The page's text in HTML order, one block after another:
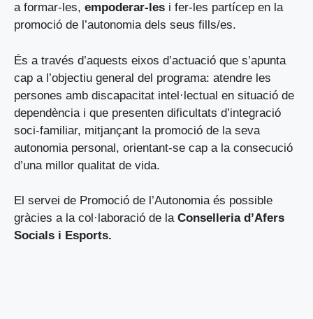
a formar-les, empoderar-les i fer-les partícep en la
promoció de l’autonomia dels seus fills/es.
És a través d’aquests eixos d’actuació que s’apunta
cap a l’objectiu general del programa: atendre les
persones amb discapacitat intel·lectual en situació de
dependència i que presenten dificultats d’integració
soci-familiar, mitjançant la promoció de la seva
autonomia personal, orientant-se cap a la consecució
d’una millor qualitat de vida.
El servei de Promoció de l’Autonomia és possible
gràcies a la col·laboració de la Conselleria d’Afers
Socials i Esports.